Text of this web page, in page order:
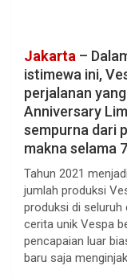
Jakarta –
istimewa ini,
perjalanan
Anniversary
sempurna dari
makna selama
Tahun 2021
jumlah produksi
produksi di seluruh
cerita unik Vespa
pencapaian luar
baru saja